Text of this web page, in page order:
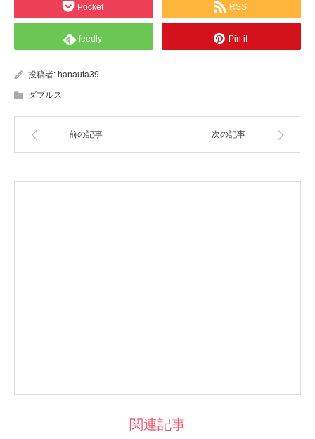
Pocket RSS
feedly Pin it
投稿者: hanauta39
ダブルス
前の記事 次の記事
関連記事